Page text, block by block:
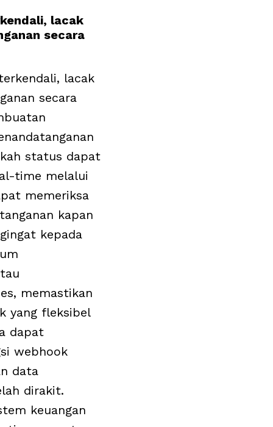
lacak
secara
lacak
secara
status dapat
time melalui
memeriksa
kapan
kepada
memastikan
yang fleksibel
dapat
webhook
data
dirakit.
keuangan